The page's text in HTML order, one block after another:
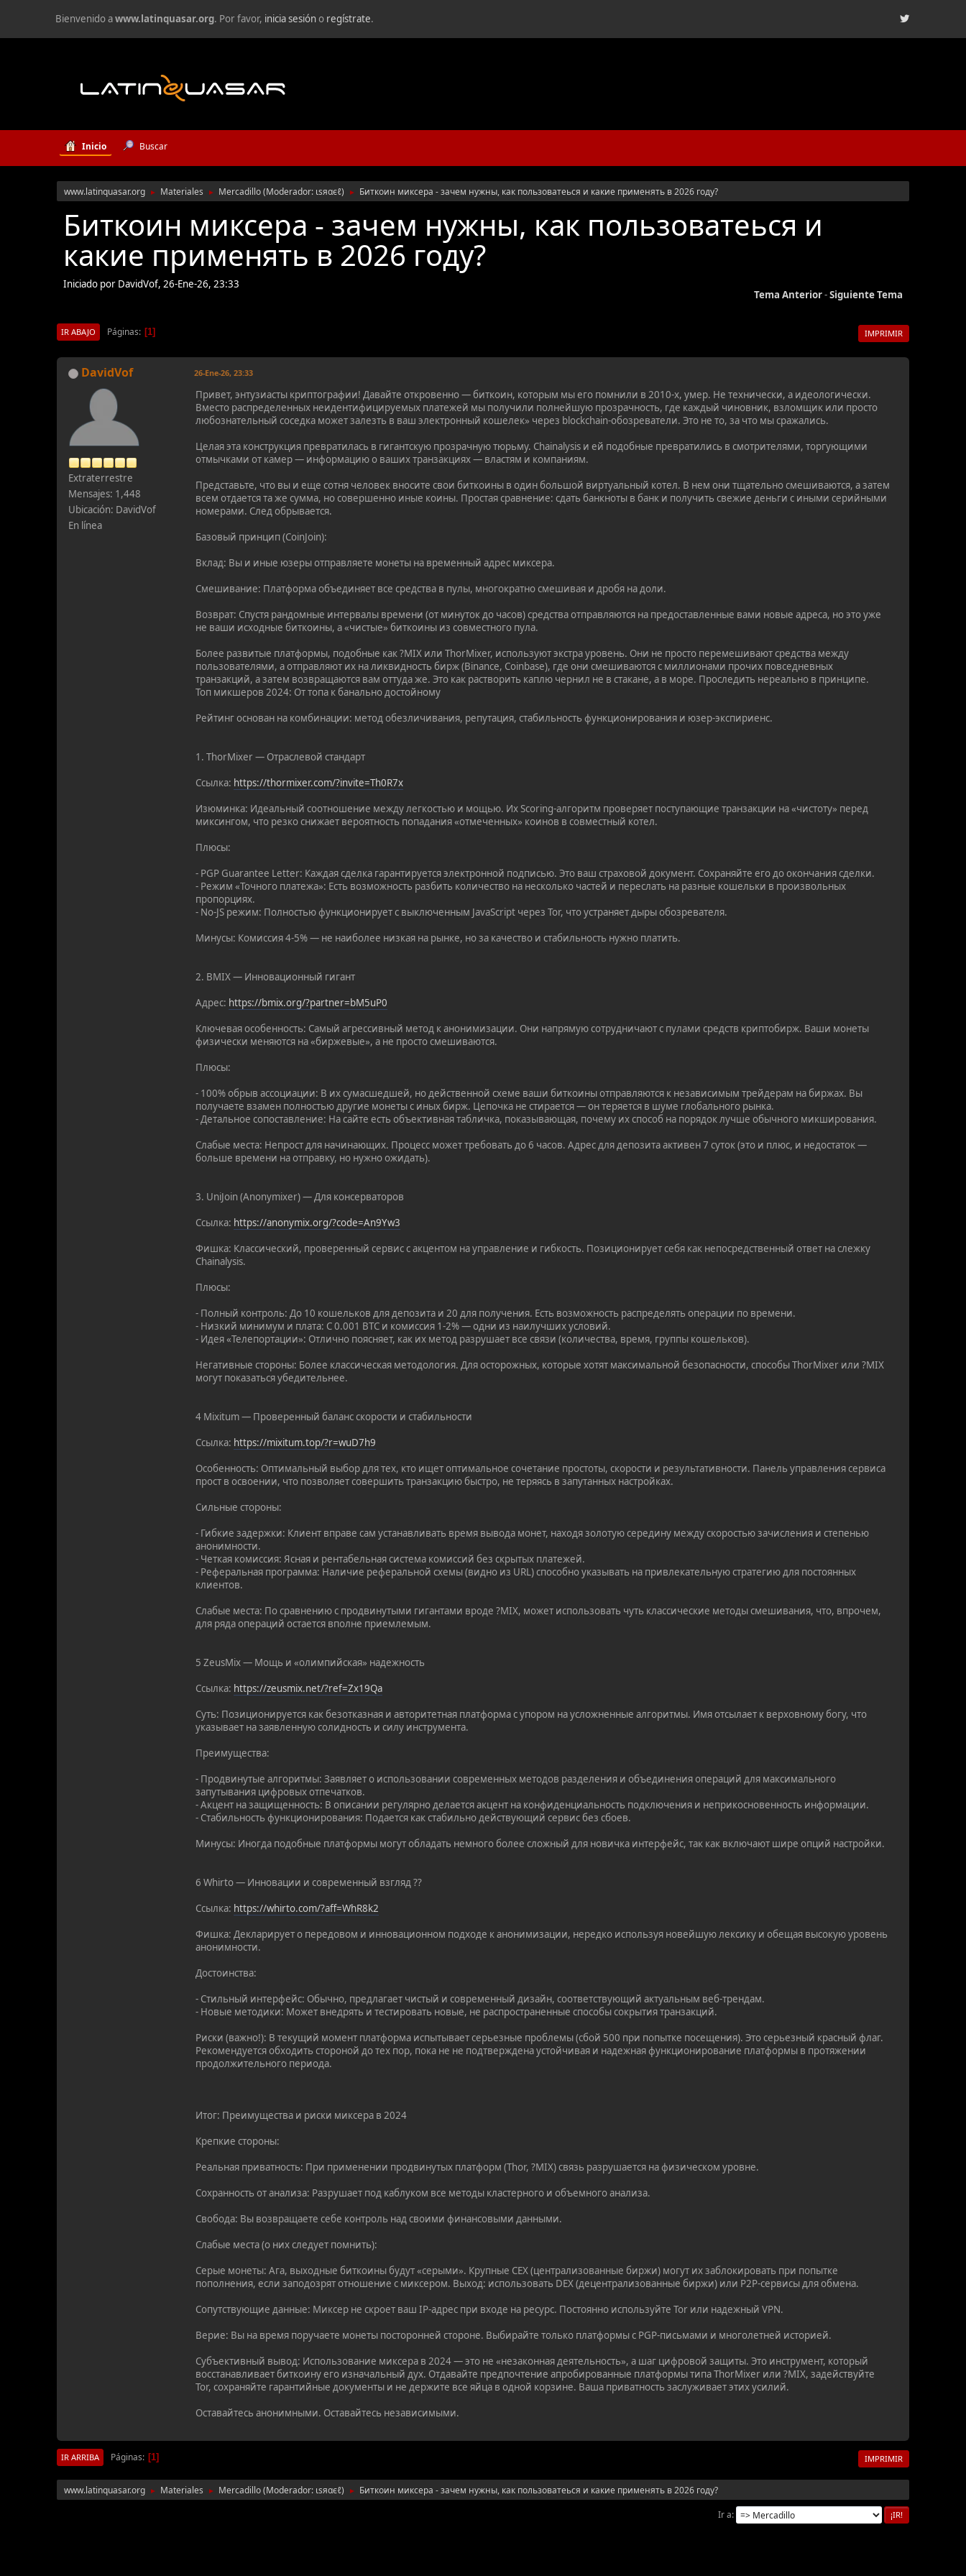
Bienvenido awww.latinquasar.org. Por favor, inicia sesióno regístrate.
Inicio Buscar
www.latinquasar.org ► Materiales ► Mercadillo(Moderador: ιѕяαєℓ) ► Биткоин миксера - зачем нужны, как пользоватеься и какие применять в 2026 году?
Биткоин миксера - зачем нужны, как пользоватеься и
какие применять в 2026 году?
Iniciado por DavidVof, 26-Ene-26, 23:33
Tema Anterior-Siguiente Tema
IMPRIMIR
IR ABAJO Páginas 1
DavidVof
Extraterrestre
Mensajes: 1,448
Ubicación: DavidVof
En línea
26-Ene-26, 23:33
Привет, энтузиасты криптографии! Давайте откровенно — биткоин, которым мы его помнили в 2010-х, умер. Не технически, а идеологически.
Вместо распределенных неидентифицируемых платежей мы получили полнейшую прозрачность, где каждый чиновник, взломщик или просто
любознательный соседка может залезть в ваш электронный кошелек» через blockchain-обозреватели. Это не то, за что мы сражались.
Целая эта конструкция превратилась в гигантскую прозрачную тюрьму. Chainalysis и ей подобные превратились в смотрителями, торгующими
отмычками от камер — информацию о ваших транзакциях — властям и компаниям.
Представьте, что вы и еще сотня человек вносите свои биткоины в один большой виртуальный котел. В нем они тщательно смешиваются, а затем
всем отдается та же сумма, но совершенно иные коины. Простая сравнение: сдать банкноты в банк и получить свежие деньги с иными серийными
номерами. След обрывается.
Базовый принцип (CoinJoin):
Вклад: Вы и иные юзеры отправляете монеты на временный адрес миксера.
Смешивание: Платформа объединяет все средства в пулы, многократно смешивая и дробя на доли.
Возврат: Спустя рандомные интервалы времени (от минуток до часов) средства отправляются на предоставленные вами новые адреса, но это уже
не ваши исходные биткоины, а «чистые» биткоины из совместного пула.
Более развитые платформы, подобные как ?MIX или ThorMixer, используют экстра уровень. Они не просто перемешивают средства между
пользователями, а отправляют их на ликвидность бирж (Binance, Coinbase), где они смешиваются с миллионами прочих повседневных
транзакций, а затем возвращаются вам оттуда же. Это как растворить каплю чернил не в стакане, а в море. Проследить нереально в принципе.
Топ микшеров 2024: От топа к банально достойному
Рейтинг основан на комбинации: метод обезличивания, репутация, стабильность функционирования и юзер-экспириенс.
1. ThorMixer — Отраслевой стандарт
Ссылка: https://thormixer.com/?invite=Th0R7x
Изюминка: Идеальный соотношение между легкостью и мощью. Их Scoring-алгоритм проверяет поступающие транзакции на «чистоту» перед
миксингом, что резко снижает вероятность попадания «отмеченных» коинов в совместный котел.
Плюсы:
- PGP Guarantee Letter: Каждая сделка гарантируется электронной подписью. Это ваш страховой документ. Сохраняйте его до окончания сделки.
- Режим «Точного платежа»: Есть возможность разбить количество на несколько частей и переслать на разные кошельки в произвольных
пропорциях.
- No-JS режим: Полностью функционирует с выключенным JavaScript через Tor, что устраняет дыры обозревателя.
Минусы: Комиссия 4-5% — не наиболее низкая на рынке, но за качество и стабильность нужно платить.
2. BMIX — Инновационный гигант
Адрес: https://bmix.org/?partner=bM5uP0
Ключевая особенность: Самый агрессивный метод к анонимизации. Они напрямую сотрудничают с пулами средств криптобирж. Ваши монеты
физически меняются на «биржевые», а не просто смешиваются.
Плюсы:
- 100% обрыв ассоциации: В их сумасшедшей, но действенной схеме ваши биткоины отправляются к независимым трейдерам на биржах. Вы
получаете взамен полностью другие монеты с иных бирж. Цепочка не стирается — он теряется в шуме глобального рынка.
- Детальное сопоставление: На сайте есть объективная табличка, показывающая, почему их способ на порядок лучше обычного микширования.
Слабые места: Непрост для начинающих. Процесс может требовать до 6 часов. Адрес для депозита активен 7 суток (это и плюс, и недостаток —
больше времени на отправку, но нужно ожидать).
3. UniJoin (Anonymixer) — Для консерваторов
Ссылка: https://anonymix.org/?code=An9Yw3
Фишка: Классический, проверенный сервис с акцентом на управление и гибкость. Позиционирует себя как непосредственный ответ на слежку
Chainalysis.
Плюсы:
- Полный контроль: До 10 кошельков для депозита и 20 для получения. Есть возможность распределять операции по времени.
- Низкий минимум и плата: С 0.001 BTC и комиссия 1-2% — одни из наилучших условий.
- Идея «Телепортации»: Отлично поясняет, как их метод разрушает все связи (количества, время, группы кошельков).
Негативные стороны: Более классическая методология. Для осторожных, которые хотят максимальной безопасности, способы ThorMixer или ?MIX
могут показаться убедительнее.
4 Mixitum — Проверенный баланс скорости и стабильности
Ссылка: https://mixitum.top/?r=wuD7h9
Особенность: Оптимальный выбор для тех, кто ищет оптимальное сочетание простоты, скорости и результативности. Панель управления сервиса
прост в освоении, что позволяет совершить транзакцию быстро, не теряясь в запутанных настройках.
Сильные стороны:
- Гибкие задержки: Клиент вправе сам устанавливать время вывода монет, находя золотую середину между скоростью зачисления и степенью
анонимности.
- Четкая комиссия: Ясная и рентабельная система комиссий без скрытых платежей.
- Реферальная программа: Наличие реферальной схемы (видно из URL) способно указывать на привлекательную стратегию для постоянных
клиентов.
Слабые места: По сравнению с продвинутыми гигантами вроде ?MIX, может использовать чуть классические методы смешивания, что, впрочем,
для ряда операций остается вполне приемлемым.
5 ZeusMix — Мощь и «олимпийская» надежность
Ссылка: https://zeusmix.net/?ref=Zx19Qa
Суть: Позиционируется как безотказная и авторитетная платформа с упором на усложненные алгоритмы. Имя отсылает к верховному богу, что
указывает на заявленную солидность и силу инструмента.
Преимущества:
- Продвинутые алгоритмы: Заявляет о использовании современных методов разделения и объединения операций для максимального
запутывания цифровых отпечатков.
- Акцент на защищенность: В описании регулярно делается акцент на конфиденциальность подключения и неприкосновенность информации.
- Стабильность функционирования: Подается как стабильно действующий сервис без сбоев.
Минусы: Иногда подобные платформы могут обладать немного более сложный для новичка интерфейс, так как включают шире опций настройки.
6 Whirto — Инновации и современный взгляд ??
Ссылка: https://whirto.com/?aff=WhR8k2
Фишка: Декларирует о передовом и инновационном подходе к анонимизации, нередко используя новейшую лексику и обещая высокую уровень
анонимности.
Достоинства:
- Стильный интерфейс: Обычно, предлагает чистый и современный дизайн, соответствующий актуальным веб-трендам.
- Новые методики: Может внедрять и тестировать новые, не распространенные способы сокрытия транзакций.
Риски (важно!): В текущий момент платформа испытывает серьезные проблемы (сбой 500 при попытке посещения). Это серьезный красный флаг.
Рекомендуется обходить стороной до тех пор, пока не не подтверждена устойчивая и надежная функционирование платформы в протяжении
продолжительного периода.
Итог: Преимущества и риски миксера в 2024
Крепкие стороны:
Реальная приватность: При применении продвинутых платформ (Thor, ?MIX) связь разрушается на физическом уровне.
Сохранность от анализа: Разрушает под каблуком все методы кластерного и объемного анализа.
Свобода: Вы возвращаете себе контроль над своими финансовыми данными.
Слабые места (о них следует помнить):
Серые монеты: Ага, выходные биткоины будут «серыми». Крупные CEX (централизованные биржи) могут их заблокировать при попытке
пополнения, если заподозрят отношение с миксером. Выход: использовать DEX (децентрализованные биржи) или P2P-сервисы для обмена.
Сопутствующие данные: Миксер не скроет ваш IP-адрес при входе на ресурс. Постоянно используйте Tor или надежный VPN.
Верие: Вы на время поручаете монеты посторонней стороне. Выбирайте только платформы с PGP-письмами и многолетней историей.
Субъективный вывод: Использование миксера в 2024 — это не «незаконная деятельность», а шаг цифровой защиты. Это инструмент, который
восстанавливает биткоину его изначальный дух. Отдавайте предпочтение апробированные платформы типа ThorMixer или ?MIX, задействуйте
Tor, сохраняйте гарантийные документы и не держите все яйца в одной корзине. Ваша приватность заслуживает этих усилий.
Оставайтесь анонимными. Оставайтесь независимыми.
IMPRIMIR
IR ARRIBA Páginas 1
www.latinquasar.org ► Materiales ► Mercadillo(Moderador: ιѕяαєℓ) ►
Биткоин миксера - зачем нужны, как пользоватеься и какие применять в 2026 году?
Ir a